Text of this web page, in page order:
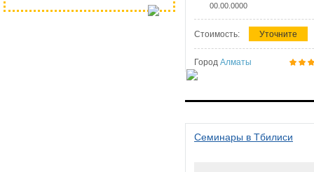
00.00.0000
Стоимость: Уточните
Город Алматы
Семинары в Тбилиси